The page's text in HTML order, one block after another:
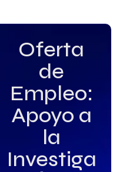
Oferta
de
Empleo:
Apoyo a
la
Investiga